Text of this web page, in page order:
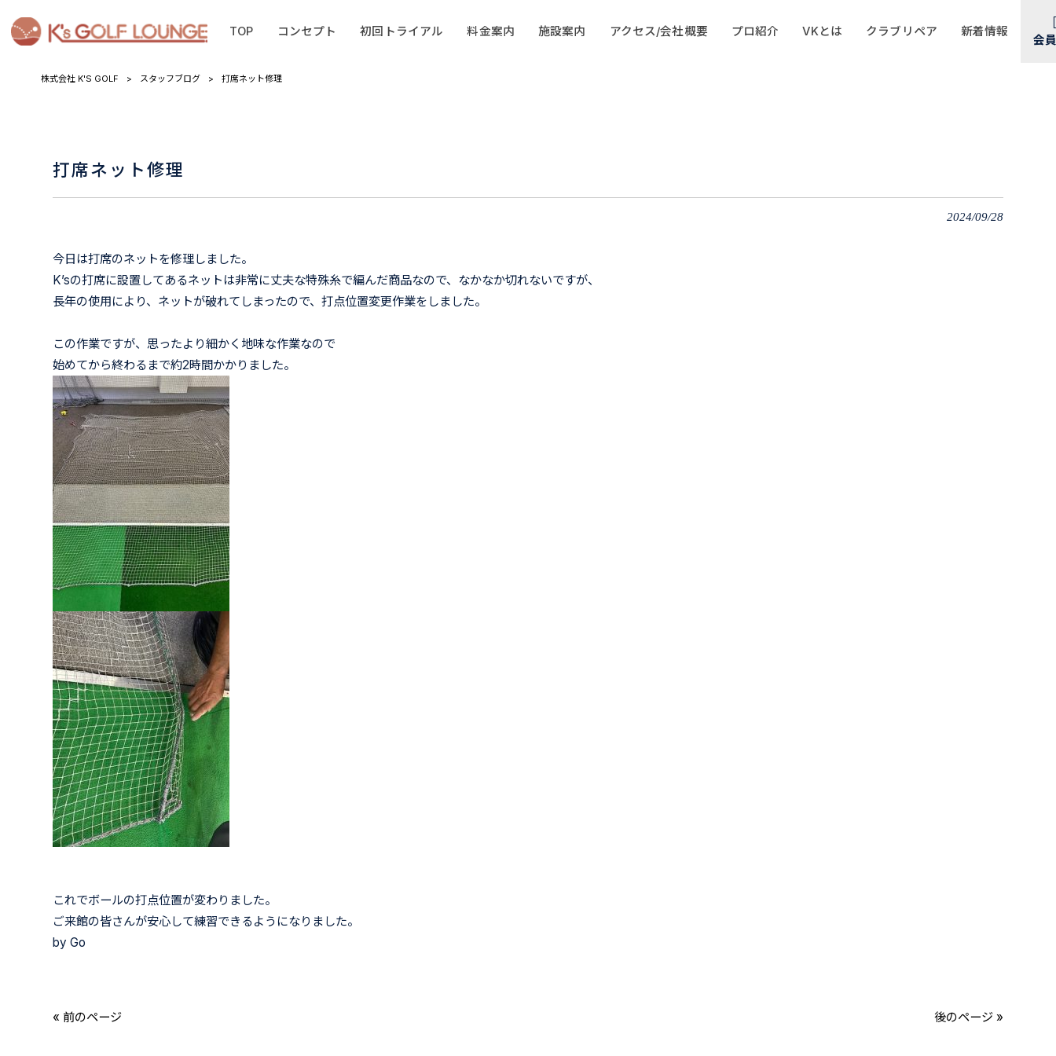
TOP コンセプト 初回トライアル 料金案内 施設案内 アクセス/会社概要 プロ紹介 VKとは クラブリペア 新着情報
会
株式会社 K'S GOLF > スタッフブログ > 打席ネット修理
打席ネット修理
2024/09/28
今日は打席のネットを修理しました。
K’sの打席に設置してあるネットは非常に丈夫な特殊糸で編んだ商品なので、なかなか切れないですが、
長年の使用により、ネットが破れてしまったので、打点位置変更作業をしました。
この作業ですが、思ったより細かく地味な作業なので
始めてから終わるまで約2時間かかりました。
これでボールの打点位置が変わりました。
ご来館の皆さんが安心して練習できるようになりました。
by Go
« 前のページ 後のページ »